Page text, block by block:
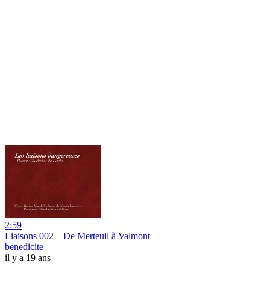
2:59
Liaisons 002 _ De Merteuil à Valmont
benedicite
il y a 19 ans